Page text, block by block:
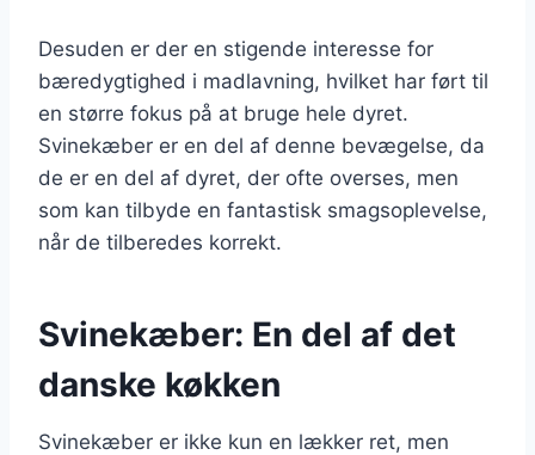
Desuden er der en stigende interesse for
bæredygtighed i madlavning, hvilket har ført til
en større fokus på at bruge hele dyret.
Svinekæber er en del af denne bevægelse, da
de er en del af dyret, der ofte overses, men
som kan tilbyde en fantastisk smagsoplevelse,
når de tilberedes korrekt.
Svinekæber: En del af det
danske køkken
Svinekæber er ikke kun en lækker ret, men